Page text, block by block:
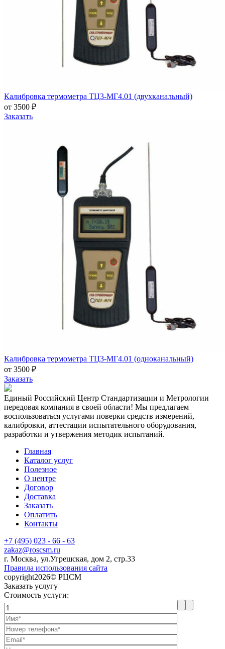
Калибровка термометра ТЦ3-МГ4.01 (двухканальный)
от 3500 ₽
Заказать
Калибровка термометра ТЦ3-МГ4.01 (одноканальный)
от 3500 ₽
Заказать
Единый Российский Центр Стандартизации и Метрологии
передовая компания в своей области! Мы предлагаем
воспользоваться услугами поверки средств измерений,
калибровки, аттестации испытательного оборудования,
разработки и утвержения методик испытаний.
Главная
Каталог услуг
Полезное
О центре
Договор
Доставка
Заказать
Оплатить
Контакты
+7 (495) 023 - 66 - 63
zakaz@roscsm.ru
г. Москва, ул.Угрешская, дом 2, стр.33
Правила использования сайта
copyright2026© РЦСМ
Заказать услугу
Стоимость услуги: